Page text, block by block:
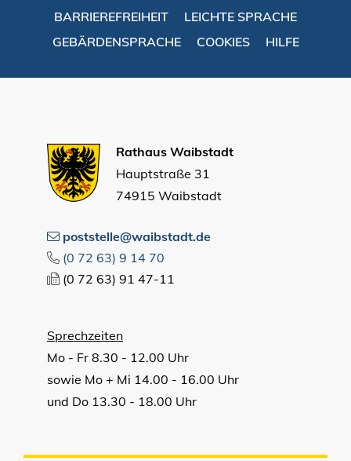
BARRIEREFREIHEIT
LEICHTE SPRACHE
GEBÄRDENSPRACHE
COOKIES HILFE
Rathaus Waibstadt
Hauptstraße 31
74915 Waibstadt
poststelle@waibstadt.de
(0 72 63) 9 14 70
(0 72 63) 91 47-11
Sprechzeiten
Mo - Fr 8.30 - 12.00 Uhr
sowie Mo + Mi 14.00 - 16.00 Uhr
und Do 13.30 - 18.00 Uhr